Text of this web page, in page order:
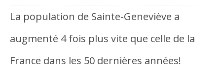
La population de Sainte-Geneviève a
augmenté 4 fois plus vite que celle de la
France dans les 50 dernières années!